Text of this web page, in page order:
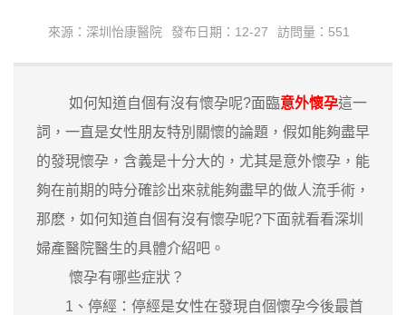
來源：深圳怡康醫院 發布日期：12-27 訪問量：551
如何知道自個有沒有懷孕呢?面臨意外懷孕這一
詞，一直是女性朋友特別關懷的論題，假如能夠盡早
的發現懷孕，含義是十分大的，尤其是意外懷孕，能
夠在前期的時分確診出來就能夠盡早的做人流手術，
那麽，如何知道自個有沒有懷孕呢?下面就看看深圳
婦產醫院醫生的具體介紹吧。
懷孕有哪些症狀？
1、停經：停經是女性在發現自個懷孕今後最首